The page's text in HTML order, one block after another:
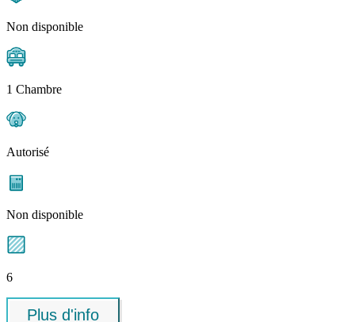
Non disponible
1 Chambre
Autorisé
Non disponible
6
Plus d'info